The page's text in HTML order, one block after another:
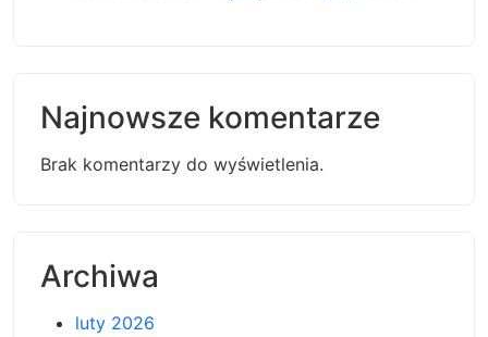
Najnowsze komentarze
Brak komentarzy do wyświetlenia.
Archiwa
luty 2026